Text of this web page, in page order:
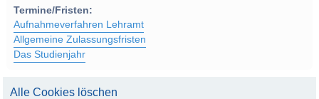
Termine/Fristen:
Aufnahmeverfahren Lehramt
Allgemeine Zulassungsfristen
Das Studienjahr
Alle Cookies löschen